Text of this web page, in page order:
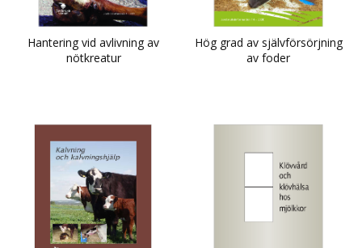
Hantering vid avlivning av
nötkreatur
Hög grad av självförsörjning
av foder